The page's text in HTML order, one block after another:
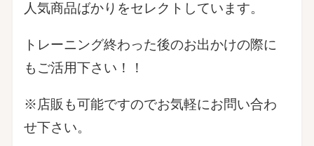
人気商品ばかりをセレクトしています。
トレーニング終わった後のお出かけの際に
もご活用下さい！！
※店販も可能ですのでお気軽にお問い合わ
せ下さい。